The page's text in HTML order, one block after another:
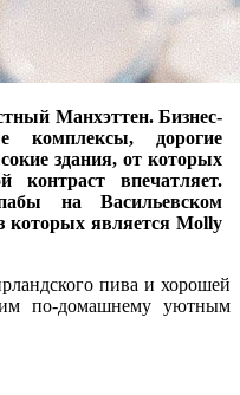
Манхэттен. Бизнес-
комплексы, дорогие
здания, от которых
контраст впечатляет.
на Васильевском
которых является Molly
пива и хорошей
по-домашнему уютным